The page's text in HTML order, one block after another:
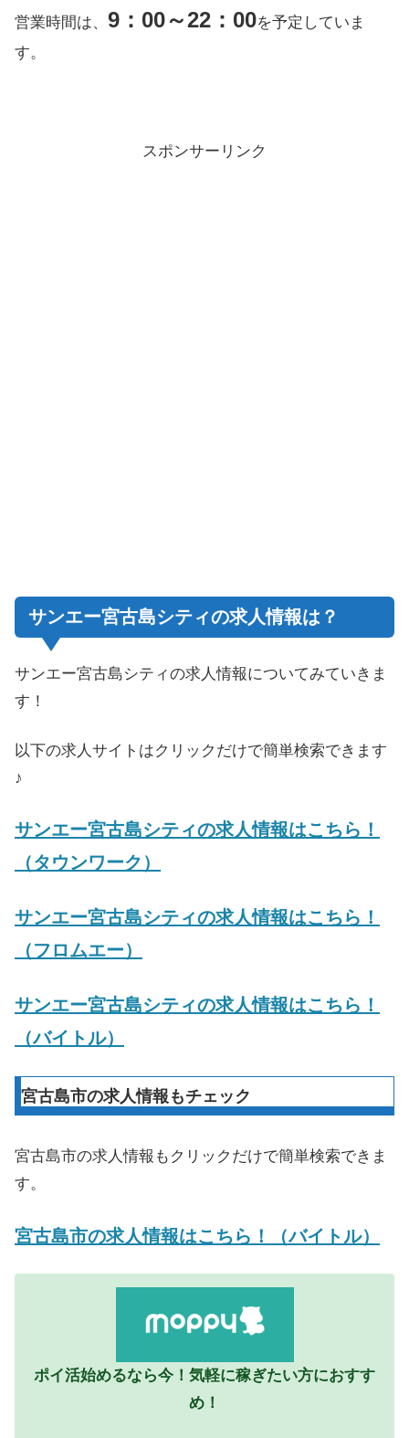
営業時間は、 9：00～22：00を予定していま
す。
スポンサーリンク
サンエー宮古島シティの求人情報は？
サンエー宮古島シティの求人情報についてみていきま
す！
以下の求人サイトはクリックだけで簡単検索できます
♪
サンエー宮古島シティの求人情報はこちら！
（タウンワーク）
サンエー宮古島シティの求人情報はこちら！
（フロムエー）
サンエー宮古島シティの求人情報はこちら！
（バイトル）
宮古島市の求人情報もチェック
宮古島市の求人情報もクリックだけで簡単検索できま
す。
宮古島市の求人情報はこちら！（バイトル）
ポイ活始めるなら今！気軽に稼ぎたい方におすす
め！